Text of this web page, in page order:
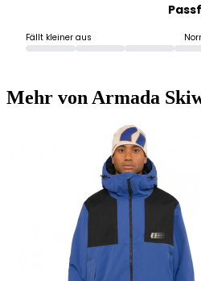
Fällt kleiner aus
Mehr von Armada